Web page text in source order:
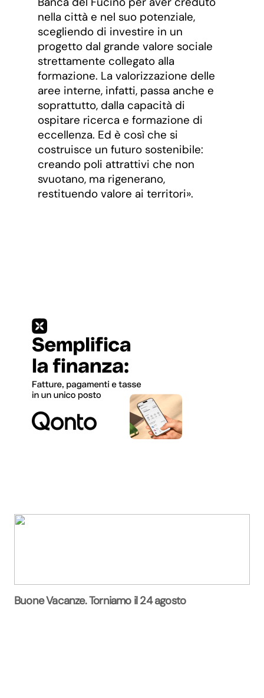
nella città e nel suo potenziale,
scegliendo di investire in un
progetto dal grande valore sociale
strettamente collegato alla
formazione. La valorizzazione delle
aree interne, infatti, passa anche e
soprattutto, dalla capacità di
ospitare ricerca e formazione di
eccellenza. Ed è così che si
costruisce un futuro sostenibile:
creando poli attrattivi che non
svuotano, ma rigenerano,
restituendo valore ai territori».
Buone Vacanze. Torniamo il 24 agosto